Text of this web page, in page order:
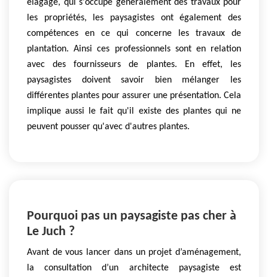
elagage, qui s'occupe généralement des travaux pour
les propriétés, les paysagistes ont également des
compétences en ce qui concerne les travaux de
plantation. Ainsi ces professionnels sont en relation
avec des fournisseurs de plantes. En effet, les
paysagistes doivent savoir bien mélanger les
différentes plantes pour assurer une présentation. Cela
implique aussi le fait qu'il existe des plantes qui ne
peuvent pousser qu'avec d'autres plantes.
Pourquoi pas un paysagiste pas cher à
Le Juch ?
Avant de vous lancer dans un projet d’aménagement,
la consultation d’un architecte paysagiste est